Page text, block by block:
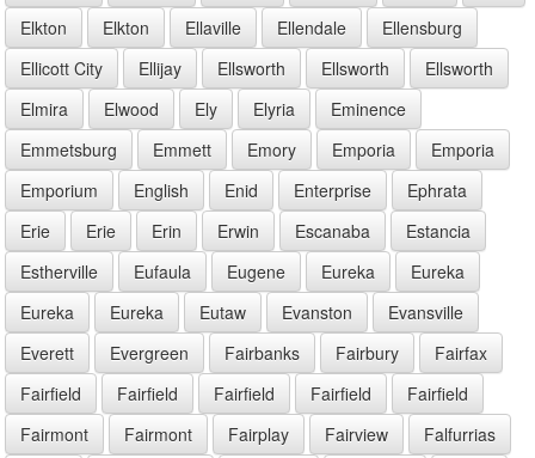
Elkton
Elkton Ellaville Ellendale
Ellensburg
Ellicott City
Ellijay Ellsworth Ellsworth
Ellsworth
Elmira
Elwood Ely Elyria
Eminence
Emmetsburg
Emmett Emory Emporia
Emporia
Emporium
English Enid Enterprise
Ephrata
Erie
Erie Erin Erwin Escanaba
Estancia
Estherville
Eufaula Eugene Eureka
Eureka
Eureka
Eureka Eutaw Evanston
Evansville
Everett
Evergreen Fairbanks Fairbury
Fairfax
Fairfield
Fairfield Fairfield Fairfield
Fairfield
Fairmont
Fairmont Fairplay Fairview Falfurrias